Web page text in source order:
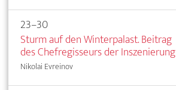
23–30
Sturm auf den Winterpalast. Beitrag
des Chefregisseurs der Inszenierung
Nikolai Evreinov